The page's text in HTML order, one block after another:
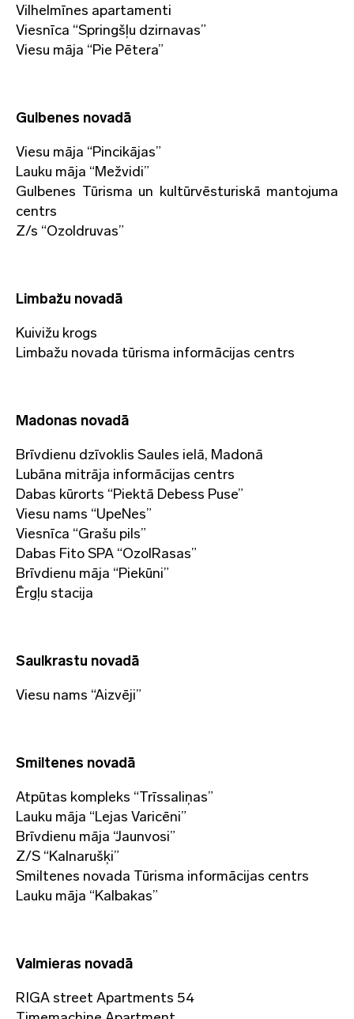
Vilhelmīnes apartamenti
Viesnīca “Springšļu dzirnavas”
Viesu māja “Pie Pētera”
Gulbenes novadā
Viesu māja “Pincikājas”
Lauku māja “Mežvidi”
Gulbenes Tūrisma un kultūrvēsturiskā mantojuma
centrs
Z/s “Ozoldruvas”
Limbažu novadā
Kuivižu krogs
Limbažu novada tūrisma informācijas centrs
Madonas novadā
Brīvdienu dzīvoklis Saules ielā, Madonā
Lubāna mitrāja informācijas centrs
Dabas kūrorts “Piektā Debess Puse”
Viesu nams “UpeNes”
Viesnīca “Grašu pils”
Dabas Fito SPA “OzolRasas”
Brīvdienu māja “Piekūni”
Ērgļu stacija
Saulkrastu novadā
Viesu nams “Aizvēji”
Smiltenes novadā
Atpūtas kompleks “Trīssaliņas”
Lauku māja “Lejas Varicēni”
Brīvdienu māja “Jaunvosi”
Z/S “Kalnarušķi”
Smiltenes novada Tūrisma informācijas centrs
Lauku māja “Kalbakas”
Valmieras novadā
RIGA street Apartments 54